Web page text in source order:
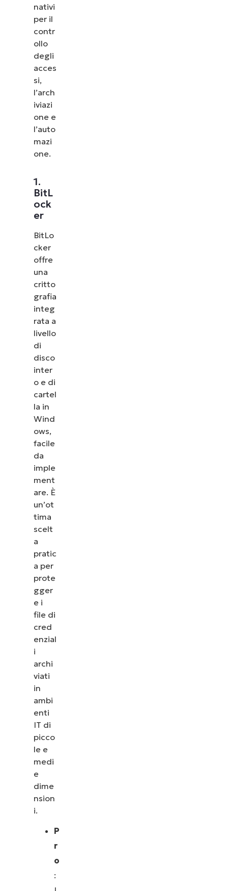
nativi
per il
contr
ollo
degli
acces
si,
l’arch
iviazi
one e
l’auto
mazi
one.
1.
BitL
ock
er
BitLo
cker
offre
una
critto
grafia
integ
rata a
livello
di
disco
inter
o e di
cartel
la in
Wind
ows,
facile
da
imple
ment
are. È
un’ot
tima
scelt
a
pratic
a per
prote
gger
e i
file di
cred
enzial
i
archi
viati
in
ambi
enti
IT di
picco
le e
medi
e
dime
nsion
i.
P
r
o
: